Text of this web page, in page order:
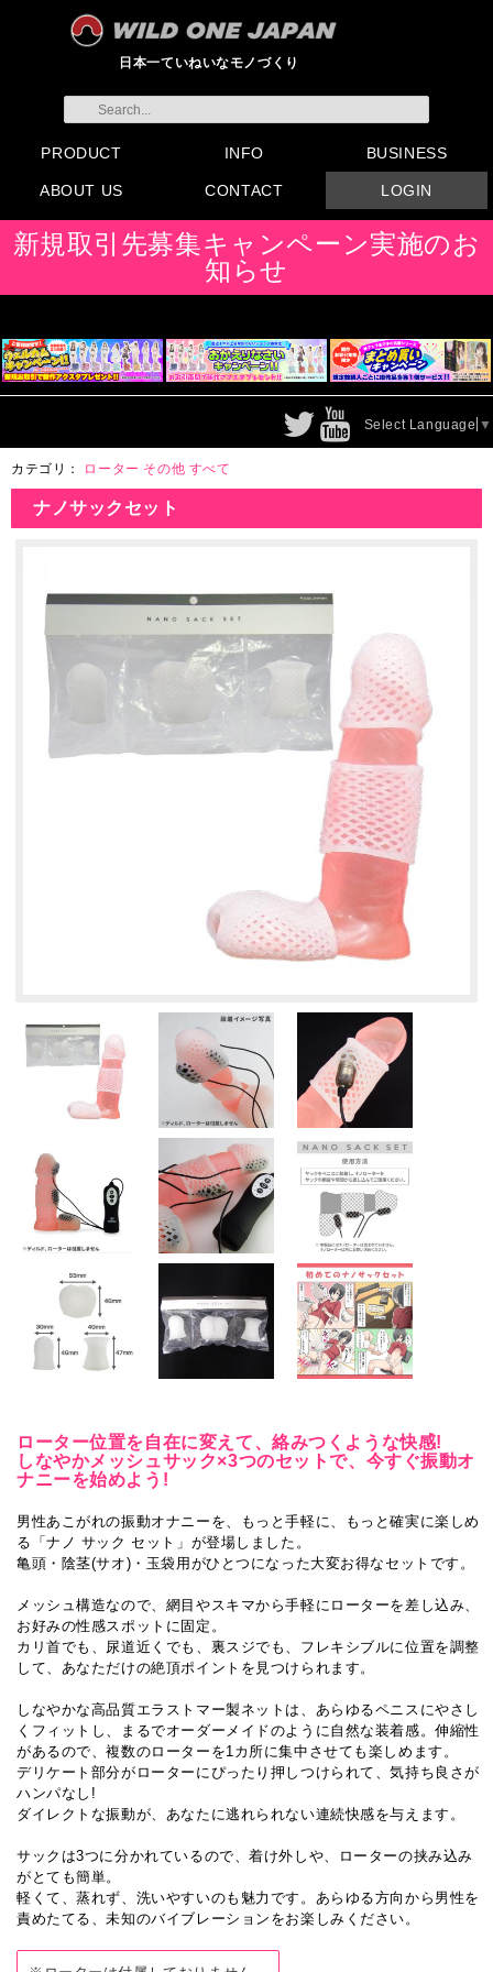
日本一ていねいなモノづくり
PRODUCT
すべてのグッズ
新製品
発売前製品
デンマ
ニップルドーム他
ローター
バイブ
オナホール
ラブドール
サポート
矯正リング
ローション
ラブサプリ
ディルド
アナル
SMグッズ
日本製グッズ
その他グッズ
INFO
製品情報
お知らせ
イベント・展示会
メディア掲載
BUSINESS
会員登録
注文方法・卸売りについ
FAX注文書
カタログ
販促物配布
代理店契約について
ABOUT US
会社概要
よくある質問
取り扱い店リスト
CONTACT
お問い合わせ
付属品販売(一般のお客様
向け)
アイディア募集
LOGIN
新規取引先募集キャンペーン実施のお
知らせ
Select Language ▼
カテゴリ： ローター その他 すべて
ナノサックセット
ローター位置を自在に変えて、絡みつくような快感!
しなやかメッシュサック×3つのセットで、今すぐ振動オ
ナニーを始めよう!
男性あこがれの振動オナニーを、もっと手軽に、もっと確実に楽しめ
る「ナノ サック セット」が登場しました。
亀頭・陰茎(サオ)・玉袋用がひとつになった大変お得なセットです。
メッシュ構造なので、網目やスキマから手軽にローターを差し込み、
お好みの性感スポットに固定。
カリ首でも、尿道近くでも、裏スジでも、フレキシブルに位置を調整
して、あなただけの絶頂ポイントを見つけられます。
しなやかな高品質エラストマー製ネットは、あらゆるペニスにやさし
くフィットし、まるでオーダーメイドのように自然な装着感。伸縮性
があるので、複数のローターを1カ所に集中させても楽しめます。
デリケート部分がローターにぴったり押しつけられて、気持ち良さが
ハンパなし!
ダイレクトな振動が、あなたに逃れられない連続快感を与えます。
サックは3つに分かれているので、着け外しや、ローターの挟み込み
がとても簡単。
軽くて、蒸れず、洗いやすいのも魅力です。あらゆる方向から男性を
責めたてる、未知のバイブレーションをお楽しみください。